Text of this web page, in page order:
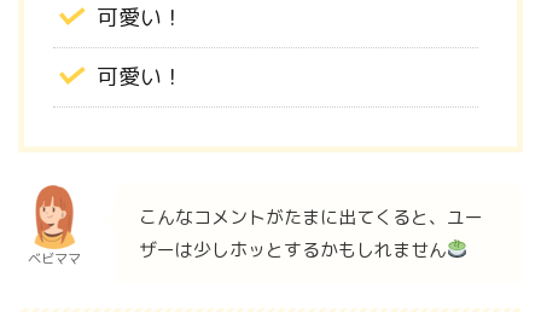
可愛い！
可愛い！
ベビママ
こんなコメントがたまに出てくると、ユー
ザーは少しホッとするかもしれません